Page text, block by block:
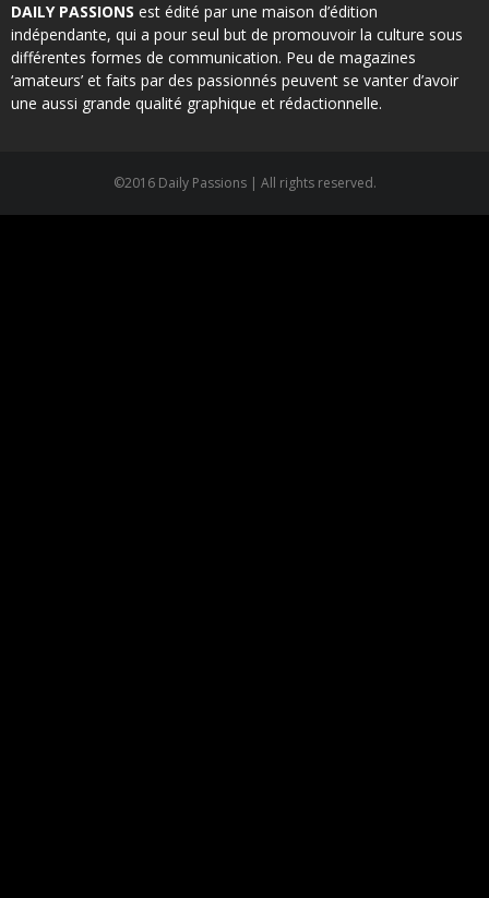
DAILY PASSIONS est édité par une maison d’édition
indépendante, qui a pour seul but de promouvoir la culture sous
différentes formes de communication. Peu de magazines
‘amateurs’ et faits par des passionnés peuvent se vanter d’avoir
une aussi grande qualité graphique et rédactionnelle.
©2016 Daily Passions | All rights reserved.